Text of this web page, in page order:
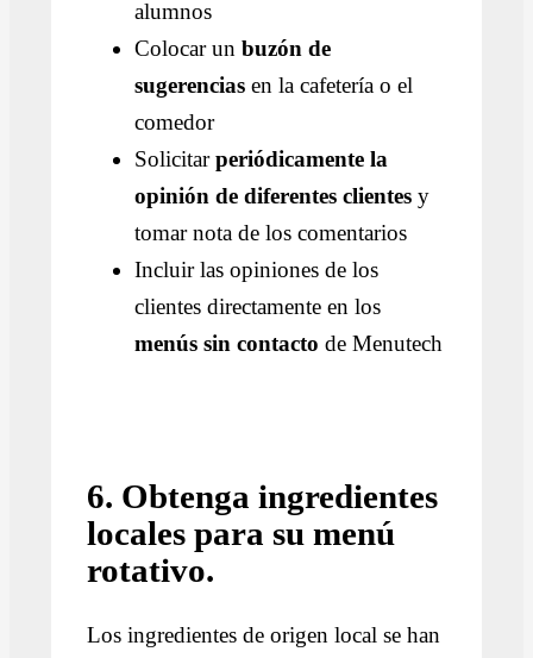
alumnos
Colocar unbuzón de
sugerencias en la cafetería o el
comedor
Solicitarperiódicamente la
opinión de diferentes clientes y
tomar nota de los comentarios
Incluir las opiniones de los
clientes directamente en los
menús sin contacto de Menutech
6. Obtenga ingredientes
locales para su menú
rotativo.
Los ingredientes de origen local se han